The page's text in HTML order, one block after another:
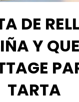
DE
Y
TARTA